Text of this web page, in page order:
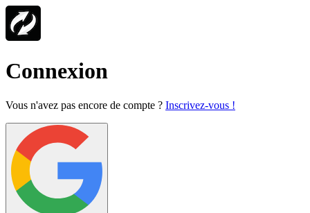
Connexion
Vous n'avez pas encore de compte ? Inscrivez-vous !